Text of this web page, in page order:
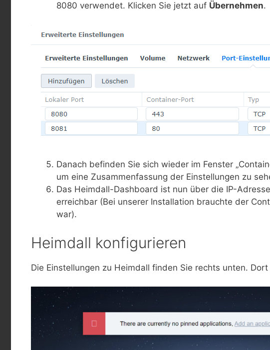
8080 verwendet. Klicken Sie jetzt auf Übernehmen.
Danach befinden Sie sich wieder im Fenster
um eine Zusammenfassung der Einstellungen zu
Das Heimdall-Dashboard ist nun über die IP-
erreichbar (Bei unserer Installation brauchte der
war).
Heimdall konfigurieren
Die Einstellungen zu Heimdall finden Sie rechts unten.